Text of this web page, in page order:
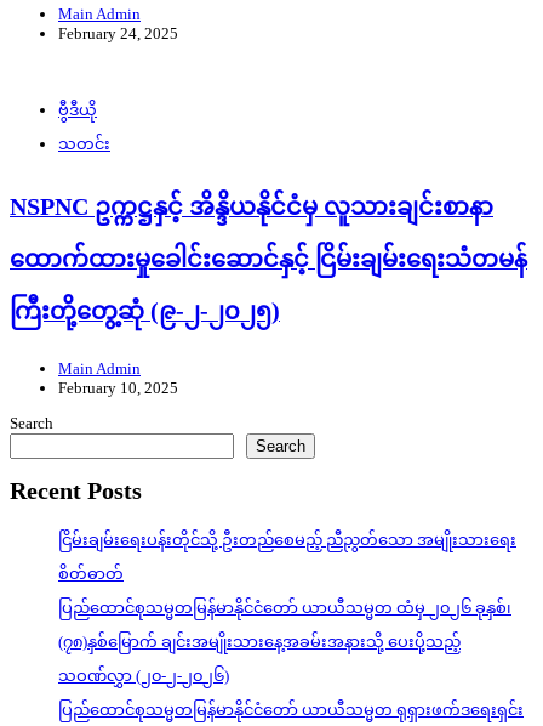
Main Admin
February 24, 2025
ဗွီဒီယို
သတင်း
NSPNC ဥက္ကဋ္ဌနှင့် အိန္ဒိယနိုင်ငံမှ လူသားချင်းစာနာ
ထောက်ထားမှုခေါင်းဆောင်နှင့် ငြိမ်းချမ်းရေးသံတမန်
ကြီးတို့တွေ့ဆုံ (၉-၂-၂၀၂၅)
Main Admin
February 10, 2025
Search
Search
Recent Posts
ငြိမ်းချမ်းရေးပန်းတိုင်သို့ ဦးတည်စေမည့် ညီညွတ်သော အမျိုးသားရေး
စိတ်ဓာတ်
ပြည်ထောင်စုသမ္မတမြန်မာနိုင်ငံတော် ယာယီသမ္မတ ထံမှ ၂၀၂၆ ခုနှစ်၊
(၇၈)နှစ်မြောက် ချင်းအမျိုးသားနေ့အခမ်းအနားသို့ ပေးပို့သည့်
သဝဏ်လွှာ (၂၀-၂-၂၀၂၆)
ပြည်ထောင်စုသမ္မတမြန်မာနိုင်ငံတော် ယာယီသမ္မတ ရုရှားဖက်ဒရေးရှင်း